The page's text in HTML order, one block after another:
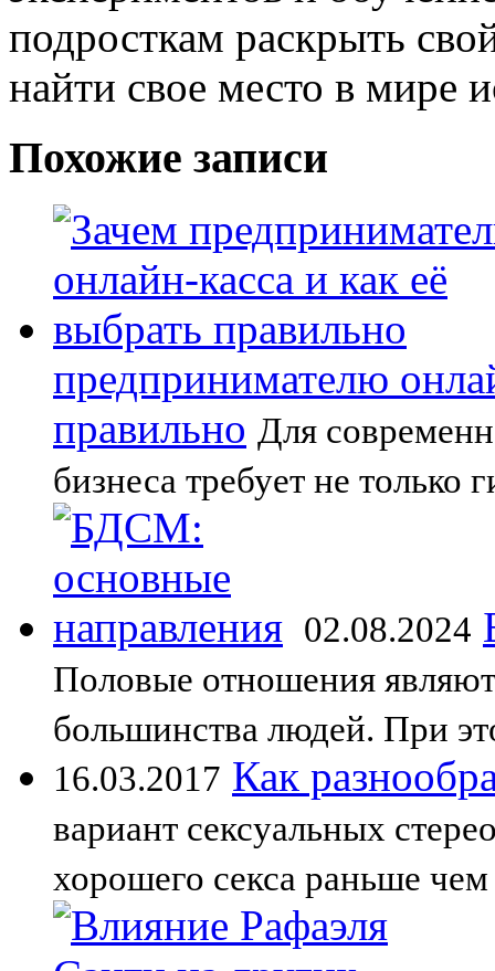
подросткам раскрыть
найти свое место в мире
Похожие записи
предпринимателю
правильно Для
бизнеса требует не
02.08.2024
Половые отношения
большинства людей. При
16.03.2017 Как
вариант сексуальных
хорошего секса раньше